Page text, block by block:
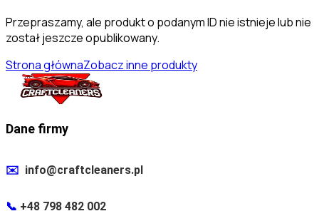
Przepraszamy, ale produkt o podanym ID nie istnieje lub nie
został jeszcze opublikowany.
Strona głównaZobacz inne produkty
Dane firmy
✉️ info@craftcleaners.pl
📞 +48 798 482 002